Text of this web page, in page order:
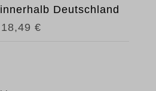
innerhalb Deutschland
18,49 €